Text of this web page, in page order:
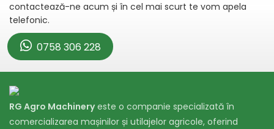
contactează-ne acum și în cel mai scurt te vom apela
telefonic.
0758 306 228
RG Agro Machineryeste o companie specializată în
comercializarea mașinilor și utilajelor agricole, oferind